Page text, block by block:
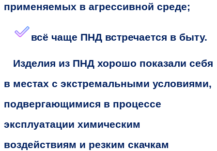
применяемых в агрессивной среде;
всё чаще ПНД встречается в быту.
Изделия из ПНД хорошо показали себя
в местах с экстремальными условиями,
подвергающимися в процессе
эксплуатации химическим
воздействиям и резким скачкам